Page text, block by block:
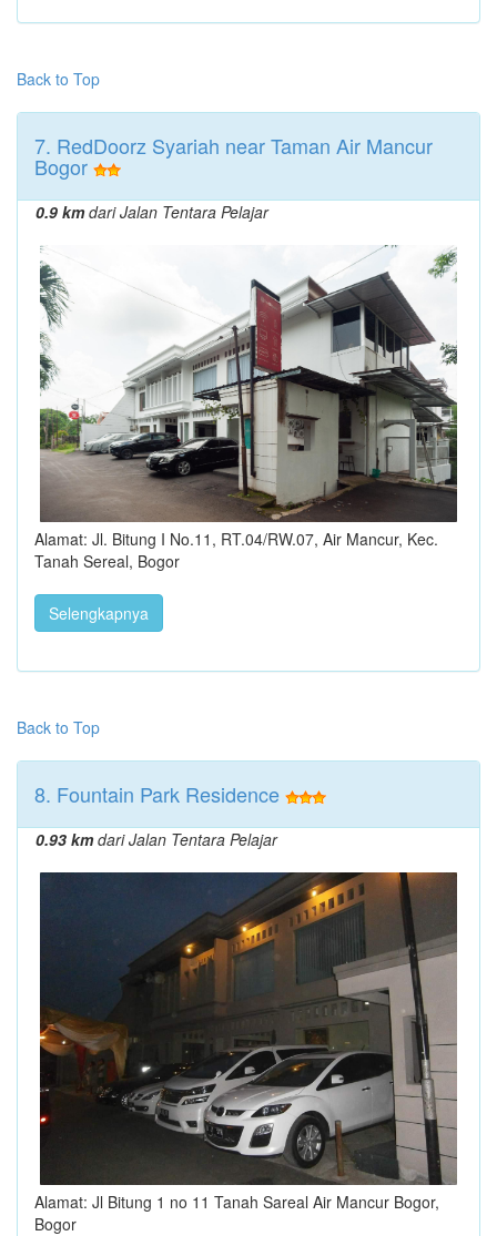
Back to Top
7. RedDoorz Syariah near Taman Air Mancur
Bogor
0.9 kmdari Jalan Tentara Pelajar
Alamat: Jl. Bitung I No.11, RT.04/RW.07, Air Mancur, Kec.
Tanah Sereal, Bogor
Selengkapnya
Back to Top
8. Fountain Park Residence
0.93 kmdari Jalan Tentara Pelajar
Alamat: Jl Bitung 1 no 11 Tanah Sareal Air Mancur Bogor,
Bogor